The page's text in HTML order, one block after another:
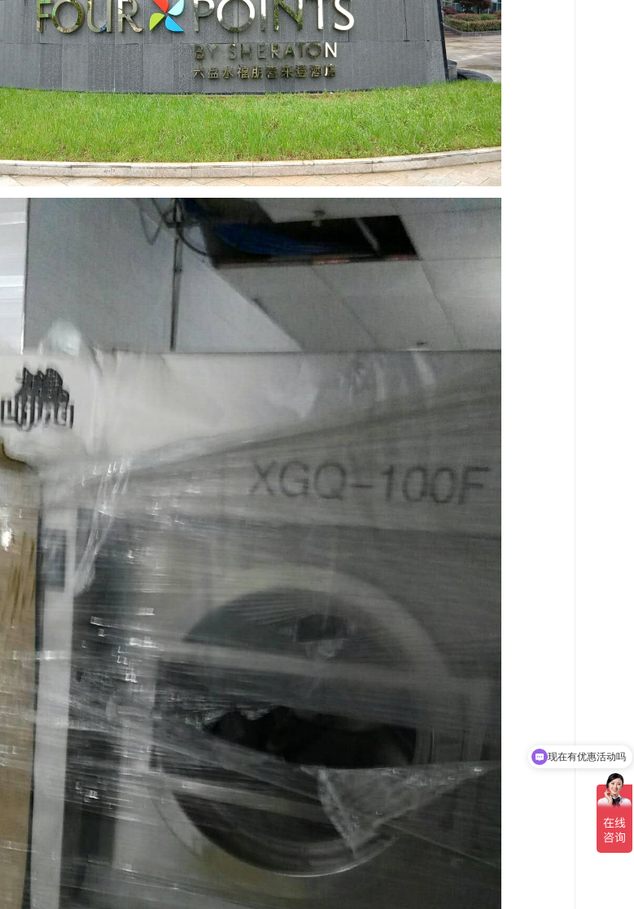
可以介绍下你们的产品么